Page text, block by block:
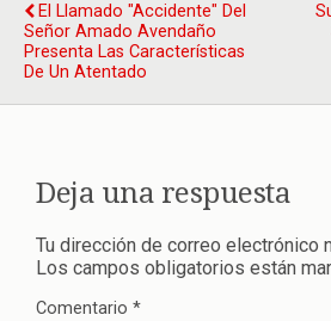
El Llamado "accidente" Del
Señor Amado Avendaño
Presenta Las Características
De Un Atentado
Deja una respuesta
Tu dirección de correo electrónico
Los campos obligatorios están
Comentario *